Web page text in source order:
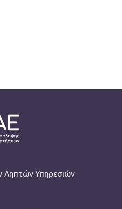
Ληπτών Υπηρεσιών